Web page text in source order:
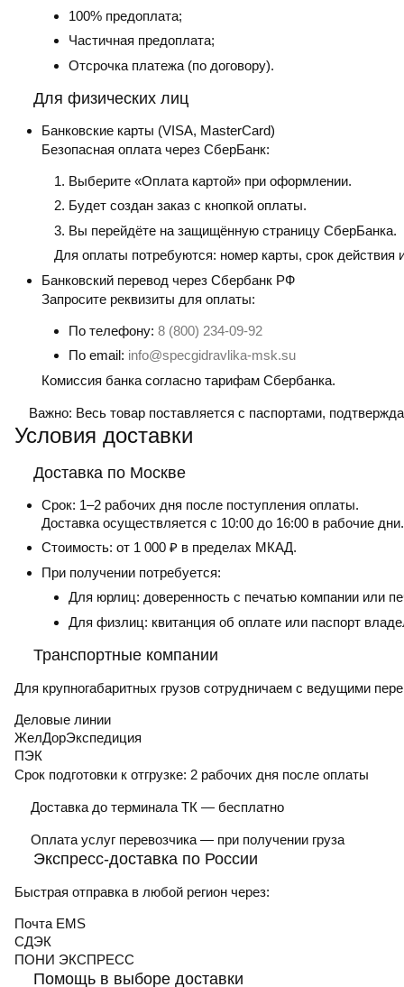
100% предоплата;
Частичная предоплата;
Отсрочка платежа (по договору).
Для физических лиц
Банковские карты (VISA, MasterCard)
Безопасная оплата через СберБанк:
Выберите «Оплата картой» при оформлении.
Будет создан заказ с кнопкой оплаты.
Вы перейдёте на защищённую страницу СберБанка.
Для оплаты потребуются: номер карты, срок действия
Банковский перевод через Сбербанк РФ
Запросите реквизиты для оплаты:
По телефону: 8 (800) 234-09-92
По email: info@specgidravlika-msk.su
Комиссия банка согласно тарифам Сбербанка.
Важно: Весь товар поставляется с паспортами,
Условия доставки
Доставка по Москве
Срок: 1–2 рабочих дня после поступления оплаты.
Доставка осуществляется с 10:00 до 16:00 в рабочие дни.
Стоимость: от 1 000 ₽ в пределах МКАД.
При получении потребуется:
Для юрлиц: доверенность с печатью компании или
Для физлиц: квитанция об оплате или паспорт
Транспортные компании
Для крупногабаритных грузов сотрудничаем с ведущими
Деловые линии
ЖелДорЭкспедиция
ПЭК
Срок подготовки к отгрузке: 2 рабочих дня после оплаты
Доставка до терминала ТК — бесплатно
Оплата услуг перевозчика — при получении груза
Экспресс-доставка по России
Быстрая отправка в любой регион через:
Почта EMS
СДЭК
ПOНИ ЭКСПРЕСС
Помощь в выборе доставки